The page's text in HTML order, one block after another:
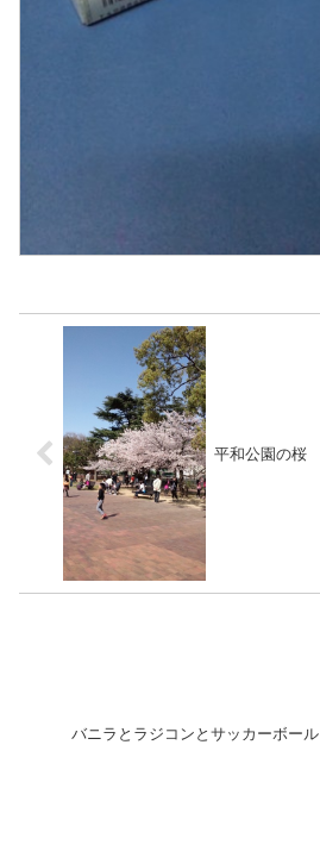
平和公園の桜
バニラとラジコンとサッカーボール